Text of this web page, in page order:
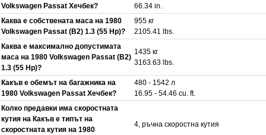
Volkswagen Passat Хечбек?
66.34 in.
Каква е собствената маса на 1980
Volkswagen Passat (B2) 1.3 (55 Hp)?
955 кг
2105.41 lbs.
Каква е максимално допустимата
маса на 1980 Volkswagen Passat (B2)
1.3 (55 Hp)?
1435 кг
3163.63 lbs.
Какъв е обемът на багажника на
1980 Volkswagen Passat Хечбек?
480 - 1542 л
16.95 - 54.46 cu. ft.
Колко предавки има скоростната
кутия на Какъв е типът на
скоростната кутия на 1980
4, ръчна скоростна кутия